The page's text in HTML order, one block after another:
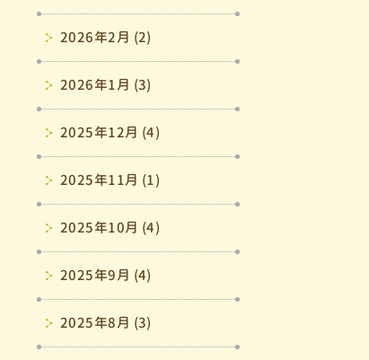
2026年2月 (2)
2026年1月 (3)
2025年12月 (4)
2025年11月 (1)
2025年10月 (4)
2025年9月 (4)
2025年8月 (3)